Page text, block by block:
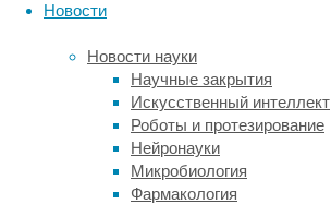
Новости
Новости науки
Научные закрытия
Искусственный интеллект
Роботы и протезирование
Нейронауки
Микробиология
Фармакология
компоненты
Основная
мотивация
профильных